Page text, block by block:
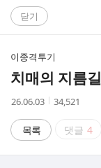
C
닫기
이종격투기
치매의 지름길
작
시
간
26.06.03
조
34,521
목록 댓글 4